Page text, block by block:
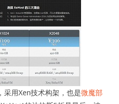
采用Xen技术构架，也是微魔部